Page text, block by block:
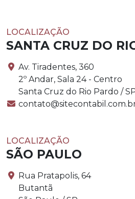
LOCALIZAÇÃO
SANTA CRUZ DO
Av. Tiradentes, 360
2º Andar, Sala 24 - Centro
Santa Cruz do Rio Pardo /
LOCALIZAÇÃO
SÃO PAULO
Rua Pratapolis, 64
Butantã